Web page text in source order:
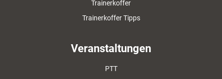
Trainerkoffer
Trainerkoffer Tipps
Veranstaltungen
PTT